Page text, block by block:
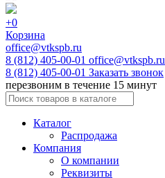
+0
Корзина
office@vtkspb.ru
8 (812) 405-00-01 office@vtkspb.ru
8 (812) 405-00-01 Заказать звонок
перезвоним в течение 15 минут
Каталог
Распродажа
Компания
О компании
Реквизиты